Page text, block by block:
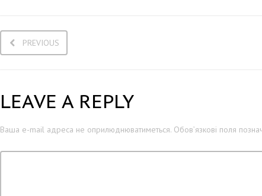
PREVIOUS
LEAVE A REPLY
Ваша e-mail адреса не оприлюднюватиметься. Обов’язкові поля